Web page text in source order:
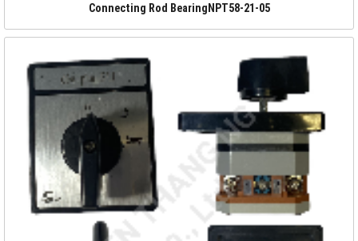
Connecting Rod BearingNPT58-21-05